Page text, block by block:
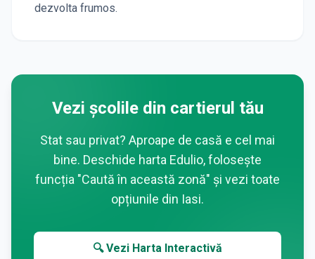
dezvolta frumos.
Vezi școlile din cartierul tău
Stat sau privat? Aproape de casă e cel mai
bine. Deschide harta Edulio, folosește
funcția "Caută în această zonă" și vezi toate
opțiunile din Iasi.
🔍 Vezi Harta Interactivă